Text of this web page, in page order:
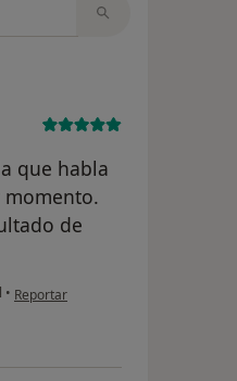
que habla
momento.
de
• en opinión del usuario Maria
Reportar